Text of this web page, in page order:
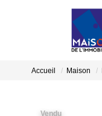
Accueil Maison
Vendu